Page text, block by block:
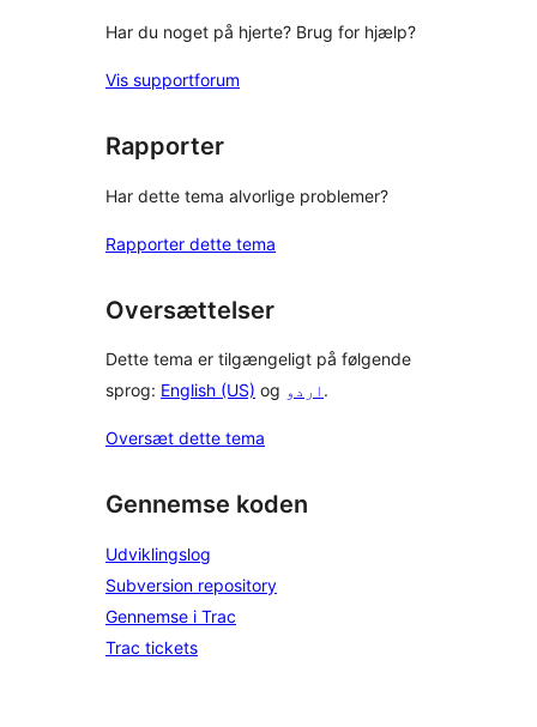
Har du noget på hjerte? Brug for hjælp?
Vis supportforum
Rapporter
Har dette tema alvorlige problemer?
Rapporter dette tema
Oversættelser
Dette tema er tilgængeligt på følgende
sprog: English (US) og اردو .
Oversæt dette tema
Gennemse koden
Udviklingslog
Subversion repository
Gennemse i Trac
Trac tickets